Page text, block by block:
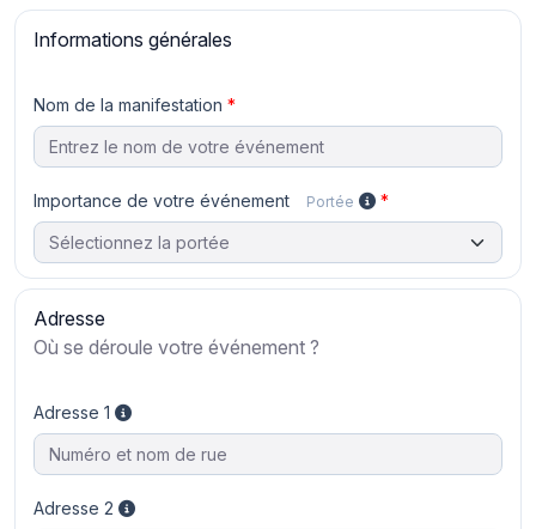
Informations générales
Nom de la manifestation
Importance de votre événement Portée
Adresse
Où se déroule votre événement ?
Adresse 1
Adresse 2